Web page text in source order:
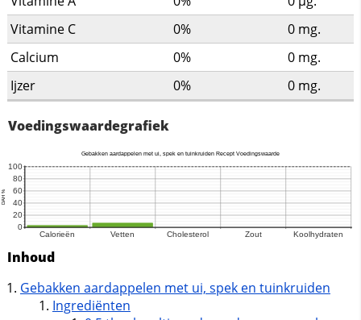
Vitamine C
0% 0 mg.
Calcium
0% 0 mg.
Ijzer
0% 0 mg.
Voedingswaardegrafiek
Inhoud
Gebakken aardappelen met ui, spek en tuinkruiden
Ingrediënten